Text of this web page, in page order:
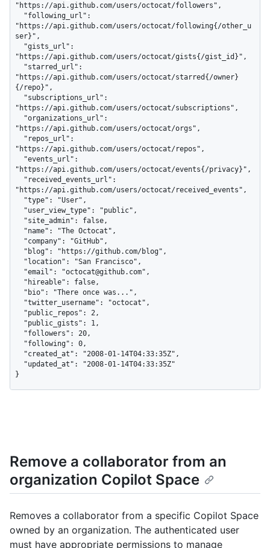
"https://api.github.com/users/octocat/followers",
"https://api.github.com/users/octocat/following{/other_u
ser}",
"https://api.github.com/users/octocat/gists{/gist_id}",
"https://api.github.com/users/octocat/starred{/owner}
{/repo}",
"https://api.github.com/users/octocat/subscriptions",
"https://api.github.com/users/octocat/orgs",
"https://api.github.com/users/octocat/repos",
"https://api.github.com/users/octocat/events{/privacy}",
"https://api.github.com/users/octocat/received_events",
}
Remove a collaborator from an
organization Copilot Space
Removes a collaborator from a specific Copilot Space
owned by an organization. The authenticated user
must have appropriate permissions to manage